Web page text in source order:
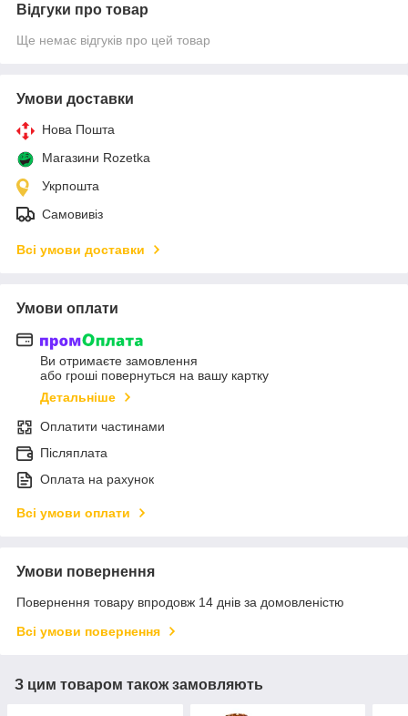
Відгуки про товар
Ще немає відгуків про цей товар
Умови доставки
Нова Пошта
Магазини Rozetka
Укрпошта
Самовивіз
Всі умови доставки
Умови оплати
Ви отримаєте замовлення
або гроші повернуться на вашу картку
Детальніше
Оплатити частинами
Післяплата
Оплата на рахунок
Всі умови оплати
Умови повернення
Повернення товару впродовж 14 днів за домовленістю
Всі умови повернення
З цим товаром також замовляють